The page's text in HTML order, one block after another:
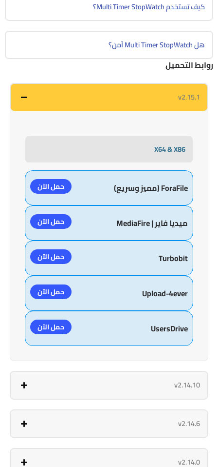
كيف تستخدم Multi Timer StopWatch؟
هل Multi Timer StopWatch آمن؟
روابط التحميل
v2.15.1
X64 & X86
ForaFile (مميز وسريع) حمل الآن
ميديا فاير | MediaFire حمل الآن
Turbobit حمل الآن
Upload-4ever حمل الآن
UsersDrive حمل الآن
v2.14.10
v2.14.6
v2.14.0